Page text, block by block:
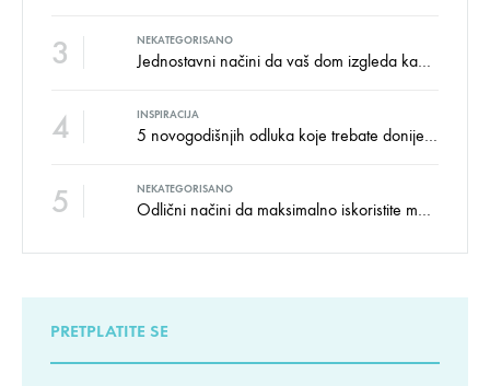
3 NEKATEGORISANO
Jednostavni načini da vaš dom izgleda kao salon namještaja
4 INSPIRACIJA
5 novogodišnjih odluka koje trebate donijeti u vezi izgleda doma
5 NEKATEGORISANO
Odlični načini da maksimalno iskoristite male prostore
PRETPLATITE SE